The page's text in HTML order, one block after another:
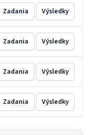
Zadania Výsledky
Zadania Výsledky
Zadania Výsledky
Zadania Výsledky